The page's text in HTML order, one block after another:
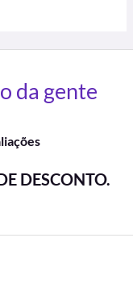
da gente
DESCONTO.